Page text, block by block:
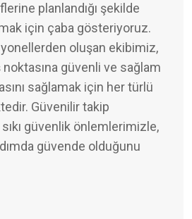
planlandığı şekilde
için çaba gösteriyoruz.
oluşan ekibimiz,
noktasına güvenli ve sağlam
sağlamak için her türlü
Güvenilir takip
güvenlik önlemlerimizle,
güvende olduğunu